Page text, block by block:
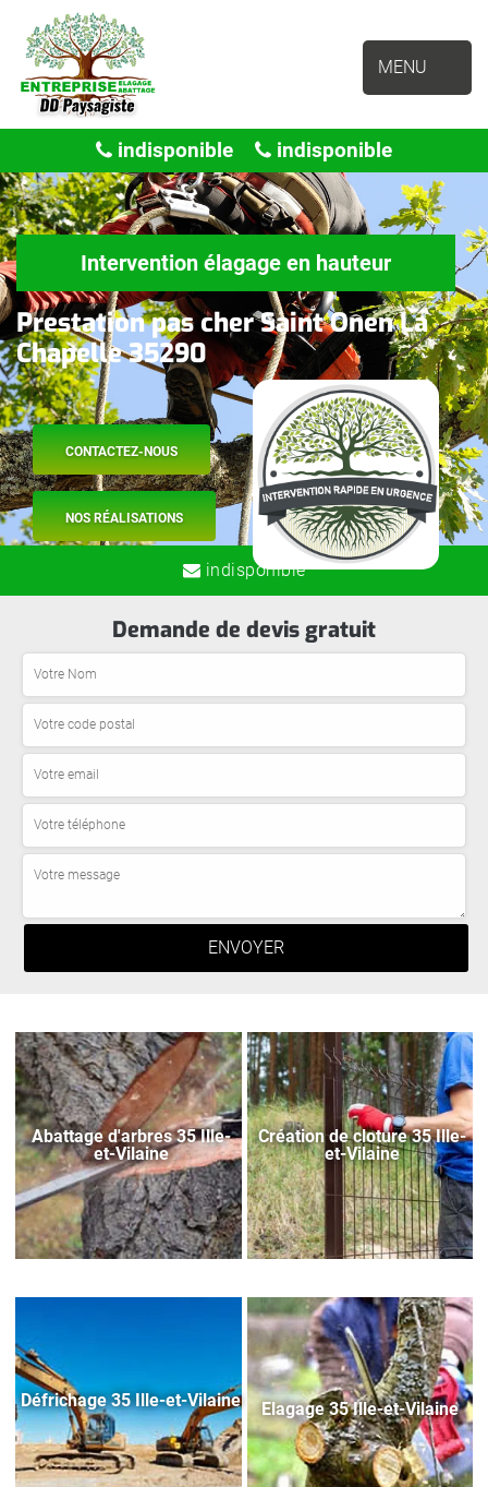
MENU
indisponible indisponible
Intervention élagage en hauteur
Prestation pas cher Saint Onen La
Chapelle 35290
CONTACTEZ-NOUS
NOS RÉALISATIONS
indisponible
Demande de devis gratuit
Abattage d'arbres 35 Ille-
et-Vilaine
Création de cloture 35 Ille-
et-Vilaine
Défrichage 35 Ille-et-Vilaine Elagage 35 Ille-et-Vilaine